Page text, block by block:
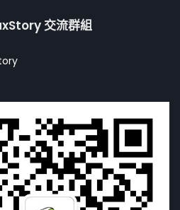
交流群組